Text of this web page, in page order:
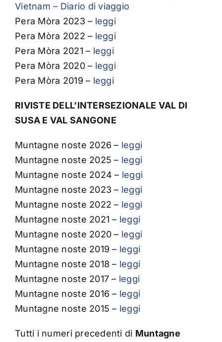
Vietnam – Diario di viaggio
Pera Mòra 2023 – leggi
Pera Mòra 2022 – leggi
Pera Mòra 2021 – leggi
Pera Mòra 2020 – leggi
Pera Mòra 2019 – leggi
RIVISTE DELL’INTERSEZIONALE VAL DI
SUSA E VAL SANGONE
Muntagne noste 2026 – leggi
Muntagne noste 2025 – leggi
Muntagne noste 2024 – leggi
Muntagne noste 2023 – leggi
Muntagne noste 2022 – leggi
Muntagne noste 2021 – leggi
Muntagne noste 2020 – leggi
Muntagne noste 2019 – leggi
Muntagne noste 2018 – leggi
Muntagne noste 2017 – leggi
Muntagne noste 2016 – leggi
Muntagne noste 2015 – leggi
Tutti i numeri precedenti di Muntagne